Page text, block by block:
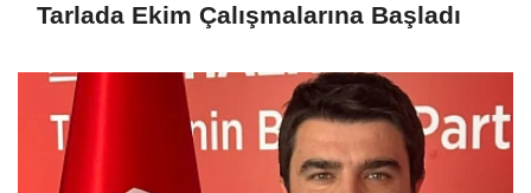
Tarlada Ekim Çalışmalarına Başladı